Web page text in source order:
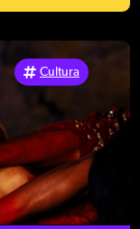
Cultura